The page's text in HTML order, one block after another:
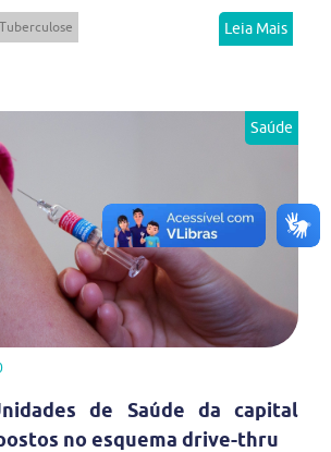
Leia Mais
Saúde
de Saúde da capital
no esquema drive-thru